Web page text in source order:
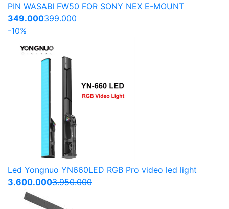
PIN WASABI FW50 FOR SONY NEX E-MOUNT
349.000399.000
-10%
Led Yongnuo YN660LED RGB Pro video led light
3.600.0003.950.000